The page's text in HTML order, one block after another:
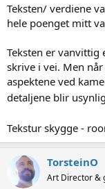
Teksten/ verdiene
hele poenget mitt
Teksten er vanvittig
skrive i vei. Men
aspektene ved
detaljene blir
Tekstur skygge -
TorsteinO
Art Director &